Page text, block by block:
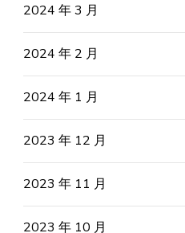
2024 年 3 月
2024 年 2 月
2024 年 1 月
2023 年 12 月
2023 年 11 月
2023 年 10 月